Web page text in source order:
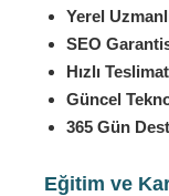
Yerel
SEO
Hızlı
Güncel
365 Gün
Eğitim ve